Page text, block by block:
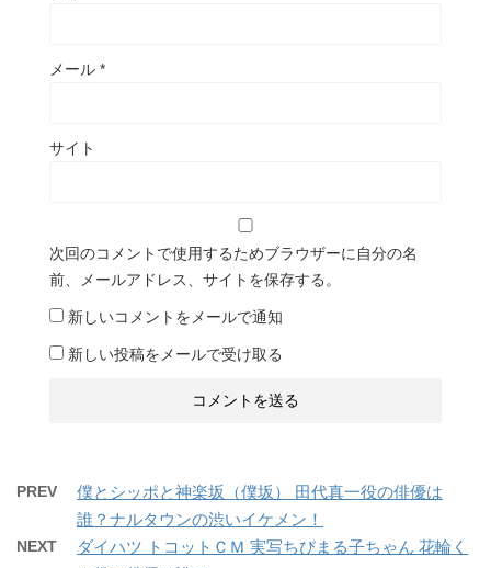
メール *
サイト
次回のコメントで使用するためブラウザーに自分の名
前、メールアドレス、サイトを保存する。
新しいコメントをメールで通知
新しい投稿をメールで受け取る
PREV
僕とシッポと神楽坂（僕坂） 田代真一役の俳優は
誰？ナルタウンの渋いイケメン！
NEXT
ダイハツ トコットＣＭ 実写ちびまる子ちゃん 花輪く